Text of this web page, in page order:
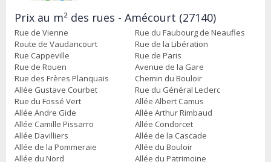
Prix au m² des rues - Amécourt (27140)
Rue de Vienne
Rue du Faubourg de Neaufles
Route de Vaudancourt
Rue de la Libération
Rue Cappeville
Rue de Paris
Rue de Rouen
Avenue de la Gare
Rue des Frères Planquais
Chemin du Bouloir
Allée Gustave Courbet
Rue du Général Leclerc
Rue du Fossé Vert
Allée Albert Camus
Allée Andre Gide
Allée Arthur Rimbaud
Allée Camille Pissarro
Allée Condorcet
Allée Davilliers
Allée de la Cascade
Allée de la Pommeraie
Allée du Bouloir
Allée du Nord
Allée du Patrimoine